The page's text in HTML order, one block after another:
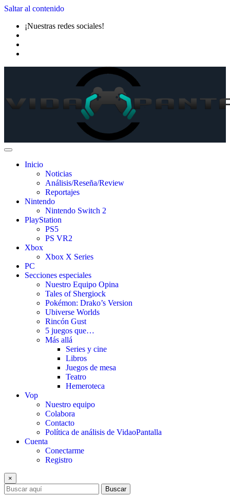
Saltar al contenido
¡Nuestras redes sociales!
Inicio
Noticias
Análisis/Reseña/Review
Reportajes
Nintendo
Nintendo Switch 2
PlayStation
PS5
PS VR2
Xbox
Xbox X Series
PC
Secciones especiales
Nuestro Equipo Opina
Tales of Shergiock
Pokémon: Drako’s Version
Ubiverse Worlds
Rincón Gust
5 juegos que…
Más allá
Series y cine
Libros
Juegos de mesa
Teatro
Hemeroteca
Vop
Nuestro equipo
Colabora
Contacto
Política de análisis de VidaoPantalla
Cuenta
Conectarme
Registro
×
Buscar